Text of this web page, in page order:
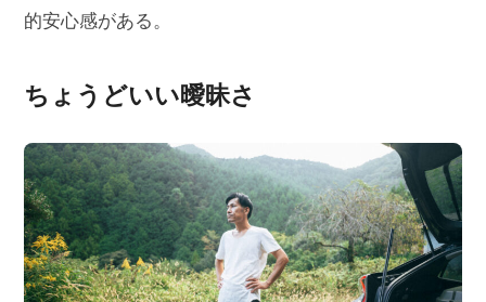
的安心感がある。
ちょうどいい曖昧さ